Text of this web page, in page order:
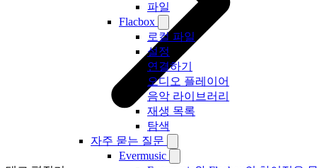
파일
Flacbox
로컬 파일
설정
연결하기
오디오 플레이어
음악 라이브러리
재생 목록
탐색
자주 묻는 질문
Evermusic